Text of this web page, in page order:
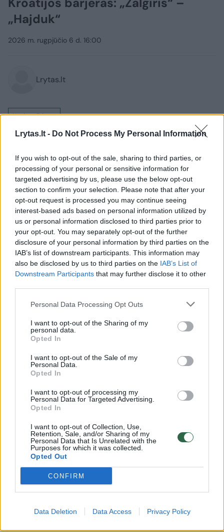
Lrytas.lt - Do Not Process My Personal Information
If you wish to opt-out of the sale, sharing to third parties, or
processing of your personal or sensitive information for
targeted advertising by us, please use the below opt-out
section to confirm your selection. Please note that after your
opt-out request is processed you may continue seeing
interest-based ads based on personal information utilized by
us or personal information disclosed to third parties prior to
your opt-out. You may separately opt-out of the further
disclosure of your personal information by third parties on the
IAB’s list of downstream participants. This information may
also be disclosed by us to third parties on the IAB’s List of
Downstream Participants that may further disclose it to other
Personal Data Processing Opt Outs
I want to opt-out of the Sharing of my
personal data.
Opted In
I want to opt-out of the Sale of my
Personal Data.
Opted In
I want to opt-out of processing my
Personal Data for Targeted Advertising.
Opted In
I want to opt-out of Collection, Use,
Retention, Sale, and/or Sharing of my
Personal Data that Is Unrelated with the
Purposes for which it was collected.
Opted Out
CONFIRM
Data Deletion Data Access Privacy Policy
„Hajduk“
2026 m. rugpjūčio 6 d. 16:00
Lrytas.lt
Nuolat pildoma
Lietuva toliau tęsia futbolo vasarą. Šį kartą
veiksmas keliasi į Vilnių, kuriame vietos
„Žalgiris“ toliau siekia vietos UEFA
Konferencijų lygos pagrindiniame etape.
Ketvirtadienį Andriaus Skerlos auklėtiniai
pradėjo kovas trečiajame atrankos etape.
suremia ietis su Kroatijos futbolo
vicečempionais Splito „Hajduk“.
Rungtynių pradžia – 20 val., o jų eigą
kviečiame sekti naujienų portale Lrytas.